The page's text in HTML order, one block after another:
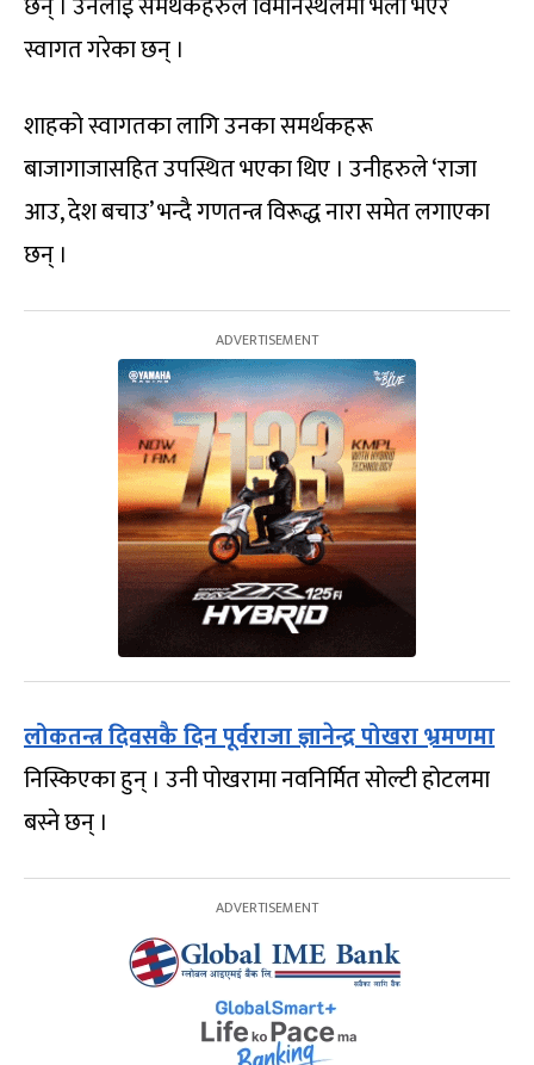
स्वागत गरेका छन् ।
शाहको स्वागतका लागि उनका समर्थकहरू
बाजागाजासहित उपस्थित भएका थिए । उनीहरुले ‘राजा
आउ, देश बचाउ’ भन्दै गणतन्त्र विरूद्ध नारा समेत लगाएका
छन् ।
लोकतन्त्र दिवसकै दिन पूर्वराजा ज्ञानेन्द्र पोखरा भ्रमणमा
निस्किएका हुन् । उनी पोखरामा नवनिर्मित सोल्टी होटलमा
बस्ने छन् ।